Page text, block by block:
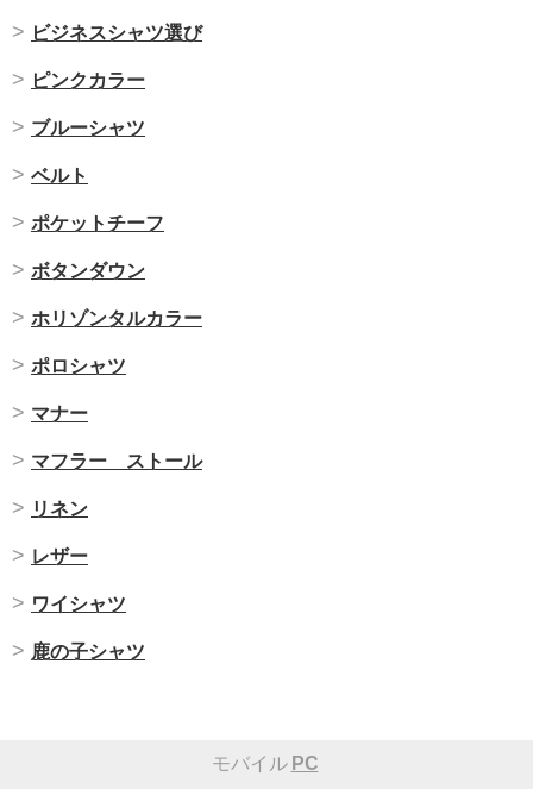
ビジネスシャツ選び
ピンクカラー
ブルーシャツ
ベルト
ポケットチーフ
ボタンダウン
ホリゾンタルカラー
ポロシャツ
マナー
マフラー ストール
リネン
レザー
ワイシャツ
鹿の子シャツ
モバイル PC